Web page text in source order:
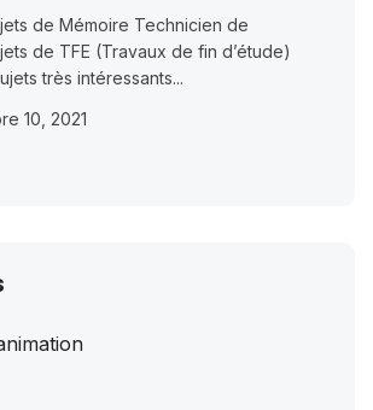
de Mémoire Technicien de
de TFE (Travaux de fin d’étude)
très intéressants...
10, 2021